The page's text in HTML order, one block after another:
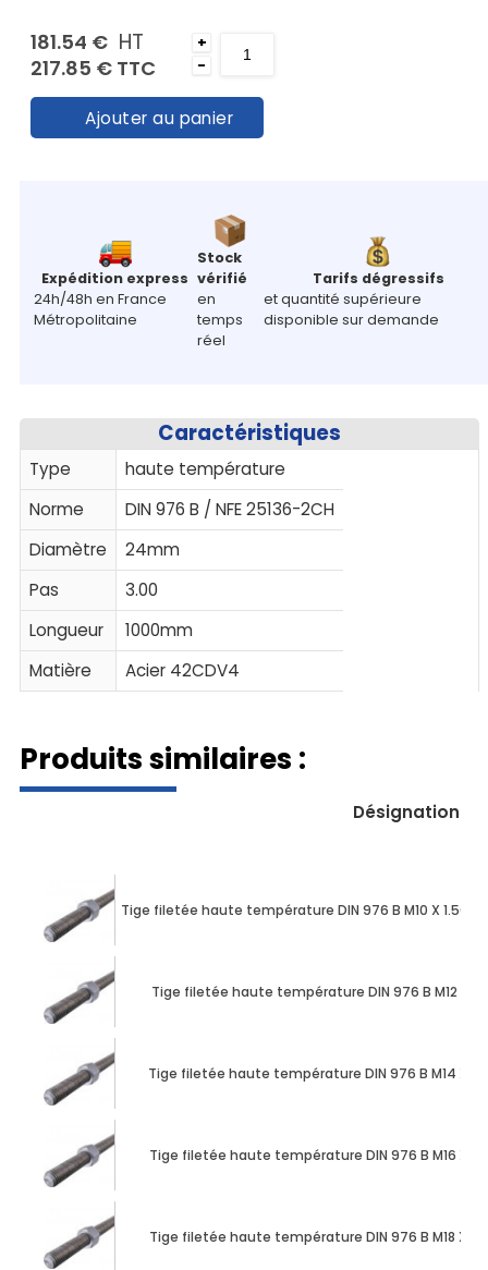
181.54 € HT
217.85 € TTC
+
-
Ajouter au panier
Expédition express
24h/48h en France
Métropolitaine
Stock
vérifié
en
temps
réel
Tarifs dégressifs
et quantité supérieure
disponible sur demande
Caractéristiques
Type
haute température
Norme
DIN 976 B / NFE 25136-2CH
Diamètre
24mm
Pas
3.00
Longueur
1000mm
Matière
Acier 42CDV4
Produits similaires :
Désignation
Tige filetée haute température DIN 976 B M10 X 1.50
Tige filetée haute température DIN 976 B M12 X
Tige filetée haute température DIN 976 B M14 X
Tige filetée haute température DIN 976 B M16 X
Tige filetée haute température DIN 976 B M18 X